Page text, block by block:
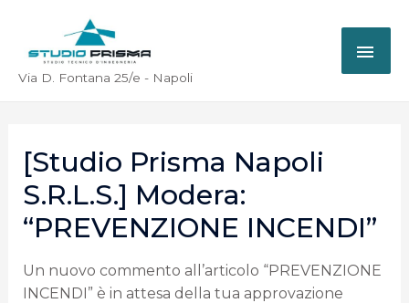
Via D. Fontana 25/e - Napoli
[Studio Prisma Napoli
S.r.l.s.] Modera:
“PREVENZIONE INCENDI”
Un nuovo commento all’articolo “PREVENZIONE
INCENDI” è in attesa della tua approvazione